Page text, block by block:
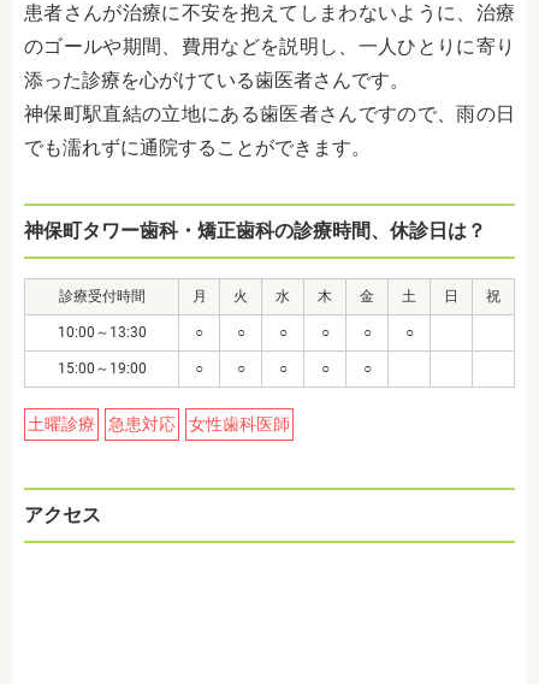
患者さんが治療に不安を抱えてしまわないように、治療
のゴールや期間、費用などを説明し、一人ひとりに寄り
添った診療を心がけている歯医者さんです。
神保町駅直結の立地にある歯医者さんですので、雨の日
でも濡れずに通院することができます。
神保町タワー歯科・矯正歯科の診療時間、休診日は？
診療受付時間 月 火 水 木 金 土 日 祝
10:00～13:30 ○ ○ ○ ○ ○ ○
15:00～19:00 ○ ○ ○ ○ ○
土曜診療 急患対応 女性歯科医師
アクセス